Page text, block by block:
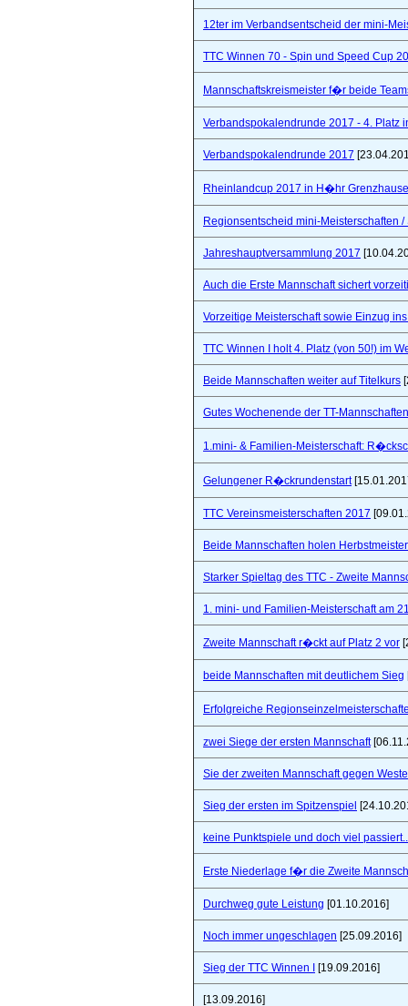
12ter im Verbandsentscheid der mini-
TTC Winnen 70 - Spin und Speed Cup
Mannschaftskreismeister f�r beide
Verbandspokalendrunde 2017 - 4. Platz
Verbandspokalendrunde 2017
Rheinlandcup 2017 in H�hr
Regionsentscheid mini-Meisterschaften
Jahreshauptversammlung 2017
Auch die Erste Mannschaft sichert
Vorzeitige Meisterschaft sowie Einzug
TTC Winnen I holt 4. Platz (von 50!) im
Beide Mannschaften weiter auf Titelkurs
Gutes Wochenende der TT-
1.mini- & Familien-Meisterschaft:
Gelungener R�ckrundenstart
TTC Vereinsmeisterschaften 2017
Beide Mannschaften holen
Starker Spieltag des TTC - Zweite
1. mini- und Familien-Meisterschaft am
Zweite Mannschaft r�ckt auf Platz 2 vor
beide Mannschaften mit deutlichem Sieg
Erfolgreiche
zwei Siege der ersten Mannschaft
Sie der zweiten Mannschaft gegen
Sieg der ersten im Spitzenspiel
keine Punktspiele und doch viel
Erste Niederlage f�r die Zweite
Durchweg gute Leistung [01.10.2016]
Noch immer ungeschlagen [25.09.2016]
Sieg der TTC Winnen I [19.09.2016]
[13.09.2016]